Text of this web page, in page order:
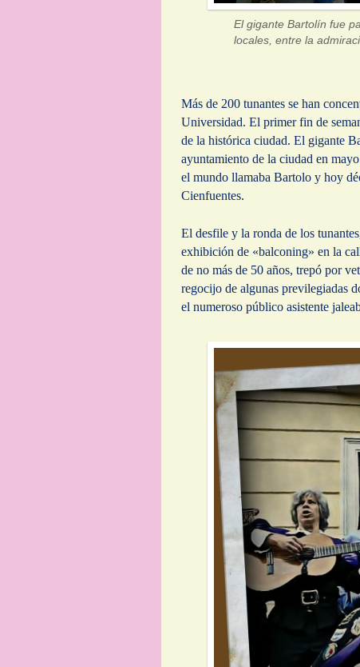
El gigante Bartolín fue
locales, entre la
Más de 200 tunantes se han
Universidad. El primer fin de
de la histórica ciudad. El gigante
ayuntamiento de la ciudad en
el mundo llamaba Bartolo y hoy
Cienfuentes.
El desfile y la ronda de los
exhibición de «balconing» en la
de no más de 50 años, trepó por
regocijo de algunas previlegiadas
el numeroso público asistente